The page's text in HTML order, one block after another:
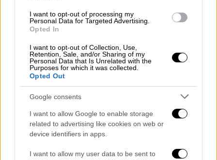
I want to opt-out of processing my
Personal Data for Targeted Advertising.
Opted In
I want to opt-out of Collection, Use,
Retention, Sale, and/or Sharing of my
Personal Data that Is Unrelated with the
Purposes for which it was collected.
Opted Out
Google consents
I want to allow Google to enable storage
related to advertising like cookies on web or
device identifiers in apps.
I want to allow my user data to be sent to
Σινεμά|18.01.2019 13:58
Οι προβληματισμοί του Στίβεν
Σπίλμπεργκ για το ριμέικ του «West Side
Story»
Ο γνωστός σκηνοθέτης επέλεξε τη 17χρονη
μαθήτρια Ρέιτσελ Ζέγκλερ για
πρωταγωνίστρια του μιούζικαλ